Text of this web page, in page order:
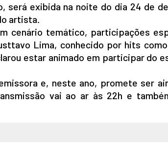
será exibida na noite do dia 24 de
artista.
cenário temático, participações
Lima, conhecido por hits
estar animado em participar do
e, neste ano, promete ser
vai ao ar às 22h e